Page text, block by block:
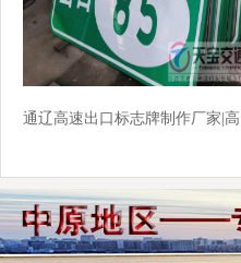
通辽高速出口标志牌制作厂家|高